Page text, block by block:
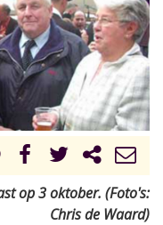
Volgend uur
op 3 oktober. (Foto's:
Chris de Waard)